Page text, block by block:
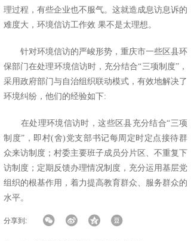
理过程，有些企业也不服气。这就造成息访息诉的
难度大，环境信访工作效 果不是太理想。
针对环境信访的严峻形势，重庆市一些区县环
保部门在处理环境信访时，充分结合“三项制度”，
采用政府部门与自治组织联动模式，有效地解决了
环境纠纷，他们的经验如下:
在处理环境信访时，这些区县充分结合“三项
制度”，即村(舍)党支部书记每周定时定点接待群
众来访制度；村委主要班子成员分片区、不重复下
访制度；定期反馈办理情况制度，充分运用基层党
组织的根基作用，着力提高教育群众、服务群众的
水平。
分享到: